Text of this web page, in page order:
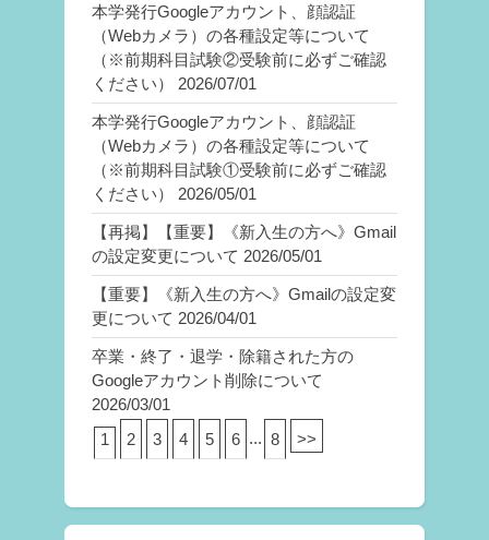
本学発行Googleアカウント、顔認証
（Webカメラ）の各種設定等について
（※前期科目試験②受験前に必ずご確認
ください）
2026/07/01
本学発行Googleアカウント、顔認証
（Webカメラ）の各種設定等について
（※前期科目試験①受験前に必ずご確認
ください）
2026/05/01
【再掲】【重要】《新入生の方へ》Gmail
の設定変更について 2026/05/01
【重要】《新入生の方へ》Gmailの設定変
更について 2026/04/01
卒業・終了・退学・除籍された方の
Googleアカウント削除について
2026/03/01
1
2 3 4 5 6 ... 8 >>